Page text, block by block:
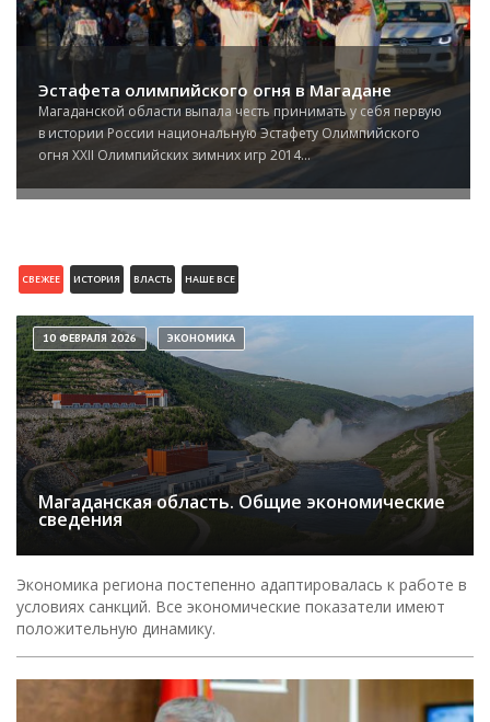
Эстафета олимпийского огня в Магадане
Магаданской области выпала честь принимать у себя первую
в истории России национальную Эстафету Олимпийского
огня XXII Олимпийских зимних игр 2014...
СВЕЖЕЕ ИСТОРИЯ ВЛАСТЬ НАШЕ ВСЕ
Магаданская область. Общие экономические
сведения
10 ФЕВРАЛЯ 2026 ЭКОНОМИКА
Экономика региона постепенно адаптировалась к работе в
условиях санкций. Все экономические показатели имеют
положительную динамику.